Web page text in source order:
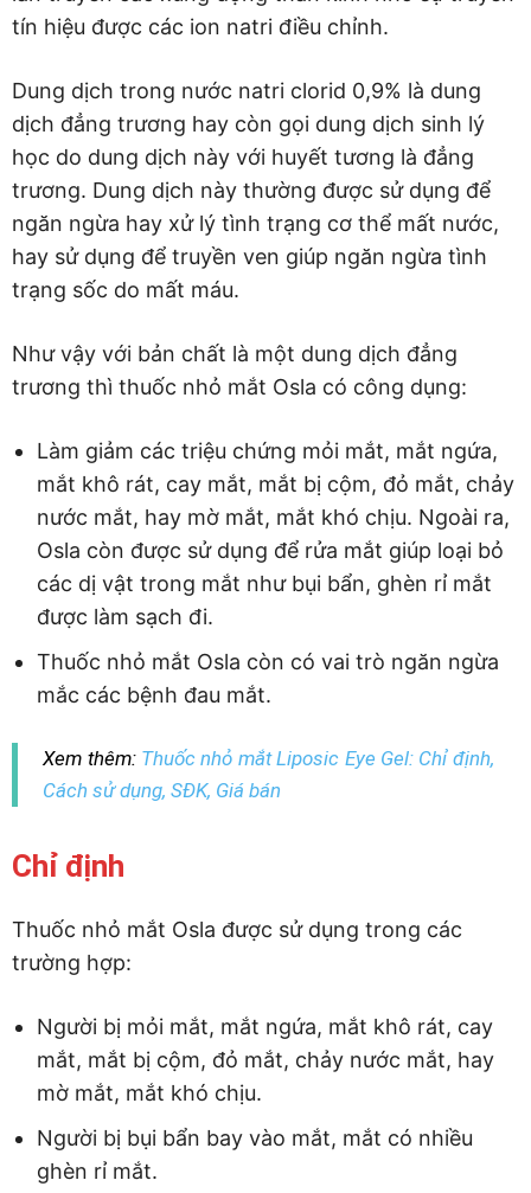
tín hiệu được các ion natri điều chỉnh.
Dung dịch trong nước natri clorid 0,9% là dung
dịch đẳng trương hay còn gọi dung dịch sinh lý
học do dung dịch này với huyết tương là đẳng
trương. Dung dịch này thường được sử dụng để
ngăn ngừa hay xử lý tình trạng cơ thể mất nước,
hay sử dụng để truyền ven giúp ngăn ngừa tình
trạng sốc do mất máu.
Như vậy với bản chất là một dung dịch đẳng
trương thì thuốc nhỏ mắt Osla có công dụng:
Làm giảm các triệu chứng mỏi mắt, mắt ngứa,
mắt khô rát, cay mắt, mắt bị cộm, đỏ mắt, chảy
nước mắt, hay mờ mắt, mắt khó chịu. Ngoài ra,
Osla còn được sử dụng để rửa mắt giúp loại bỏ
các dị vật trong mắt như bụi bẩn, ghèn rỉ mắt
được làm sạch đi.
Thuốc nhỏ mắt Osla còn có vai trò ngăn ngừa
mắc các bệnh đau mắt.
Xem thêm: Thuốc nhỏ mắt Liposic Eye Gel: Chỉ định,
Cách sử dụng, SĐK, Giá bán
Chỉ định
Thuốc nhỏ mắt Osla được sử dụng trong các
trường hợp:
Người bị mỏi mắt, mắt ngứa, mắt khô rát, cay
mắt, mắt bị cộm, đỏ mắt, chảy nước mắt, hay
mờ mắt, mắt khó chịu.
Người bị bụi bẩn bay vào mắt, mắt có nhiều
ghèn rỉ mắt.